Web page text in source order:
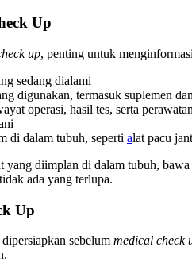
Up
up, penting untuk
sedang dialami
digunakan, termasuk suplemen
operasi, hasil tes, serta
di dalam tubuh, seperti alat pacu
diimplan di dalam tubuh,
ada yang terlupa.
Up
sebelum medical check